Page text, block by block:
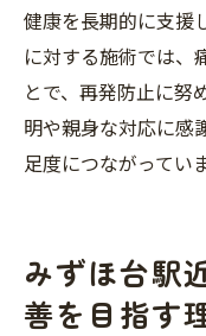
健康を長期的に支援
に対する施術では、
とで、再発防止に努
明や親身な対応に感
足度につながってい
みずほ台駅
善を目指す